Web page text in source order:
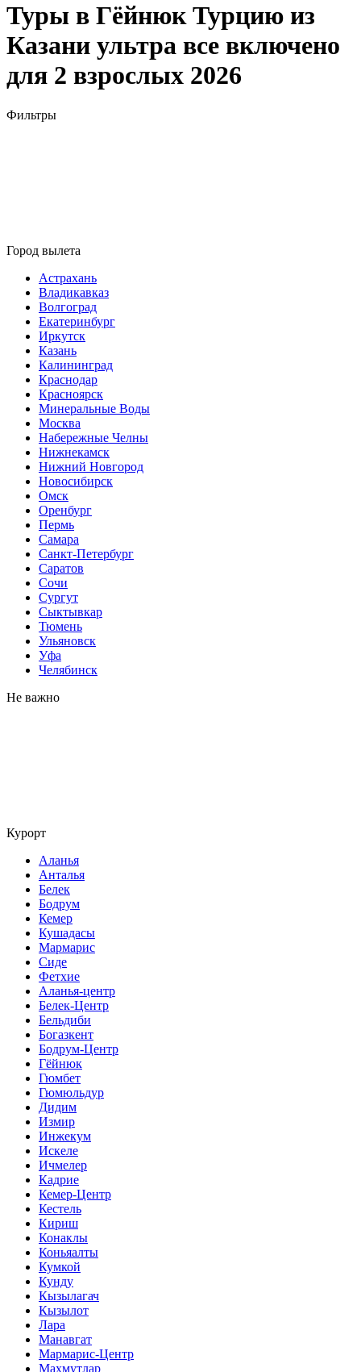
Туры в Гёйнюк Турцию из
Казани ультра все включено
для 2 взрослых 2026
Фильтры
Город вылета
Астрахань
Владикавказ
Волгоград
Екатеринбург
Иркутск
Казань
Калининград
Краснодар
Красноярск
Минеральные Воды
Москва
Набережные Челны
Нижнекамск
Нижний Новгород
Новосибирск
Омск
Оренбург
Пермь
Самара
Санкт-Петербург
Саратов
Сочи
Сургут
Сыктывкар
Тюмень
Ульяновск
Уфа
Челябинск
Не важно
Курорт
Аланья
Анталья
Белек
Бодрум
Кемер
Кушадасы
Мармарис
Сиде
Фетхие
Аланья-центр
Белек-Центр
Бельдиби
Богазкент
Бодрум-Центр
Гёйнюк
Гюмбет
Гюмюльдур
Дидим
Измир
Инжекум
Искеле
Ичмелер
Кадрие
Кемер-Центр
Кестель
Кириш
Конаклы
Коньяалты
Кумкой
Кунду
Кызылагач
Кызылот
Лара
Манавгат
Мармарис-Центр
Махмутлар